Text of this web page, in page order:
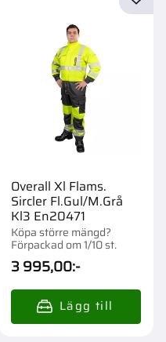
i favoriter
Overall Xl Flams.
Sircler Fl.Gul/M.Grå
Kl3 En20471
Köpa större mängd?
Förpackad om 1/10 st.
3 995,00:-